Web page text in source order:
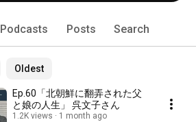
Podcasts Posts Search
Oldest
Ep.60「北朝鮮に翻弄された父
と娘の人生」 呉文子さん
1.2K views 1 month ago